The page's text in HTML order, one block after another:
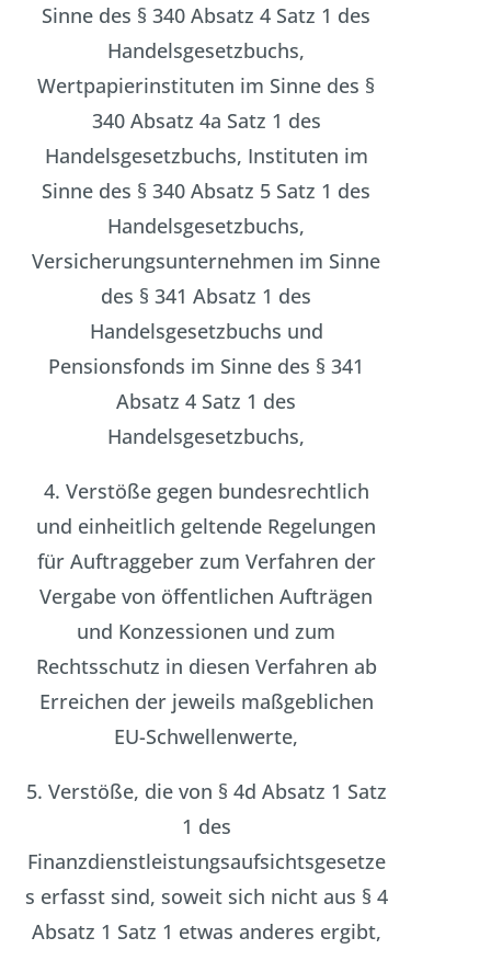
Sinne des § 340 Absatz 4 Satz 1 des
Handelsgesetzbuchs,
Wertpapierinstituten im Sinne des §
340 Absatz 4a Satz 1 des
Handelsgesetzbuchs, Instituten im
Sinne des § 340 Absatz 5 Satz 1 des
Handelsgesetzbuchs,
Versicherungsunternehmen im Sinne
des § 341 Absatz 1 des
Handelsgesetzbuchs und
Pensionsfonds im Sinne des § 341
Absatz 4 Satz 1 des
Handelsgesetzbuchs,
4. Verstöße gegen bundesrechtlich
und einheitlich geltende Regelungen
für Auftraggeber zum Verfahren der
Vergabe von öffentlichen Aufträgen
und Konzessionen und zum
Rechtsschutz in diesen Verfahren ab
Erreichen der jeweils maßgeblichen
EU-Schwellenwerte,
5. Verstöße, die von § 4d Absatz 1 Satz
1 des
Finanzdienstleistungsaufsichtsgesetze
s erfasst sind, soweit sich nicht aus § 4
Absatz 1 Satz 1 etwas anderes ergibt,